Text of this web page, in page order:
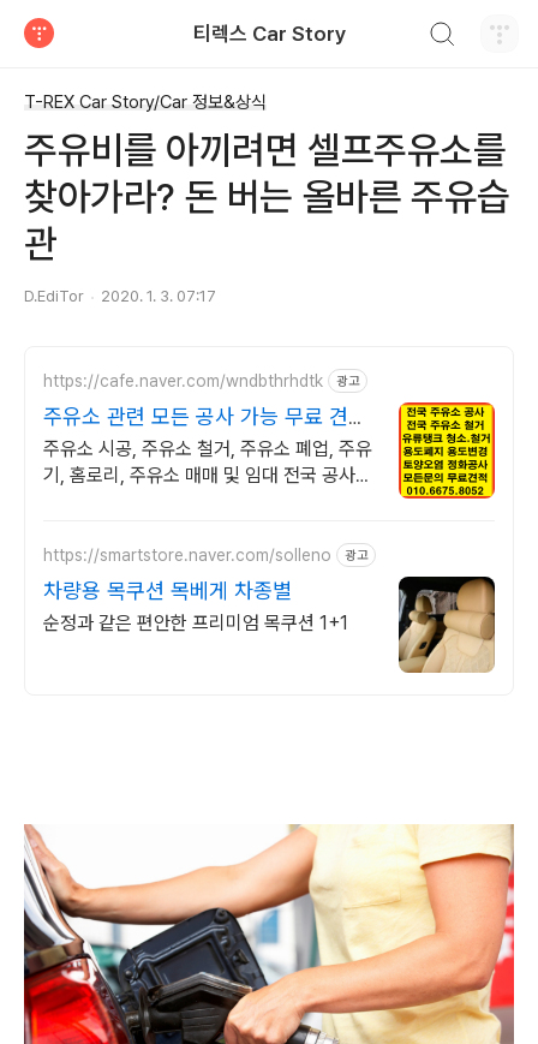
티렉스 Car Story
T-REX Car Story/Car 정보&상식
주유비를 아끼려면 셀프주유소를
찾아가라? 돈 버는 올바른 주유습
관
D.EdiTor 2020. 1. 3. 07:17
https://cafe.naver.com/wndbthrhdtk 광고
주유소 관련 모든 공사 가능 무료 견적
가능 문의주세요
주유소 시공, 주유소 철거, 주유소 폐업, 주유
기, 홈로리, 주유소 매매 및 임대 전국 공사
https://smartstore.naver.com/solleno 광고
차량용 목쿠션 목베게 차종별
순정과 같은 편안한 프리미엄 목쿠션 1+1